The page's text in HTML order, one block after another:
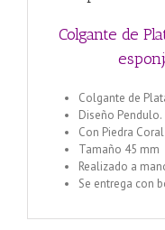
Colgante de
Colgante de
Diseño Pendulo.
Con Piedra
Tamaño 45 mm
Realizado a
Se entrega con